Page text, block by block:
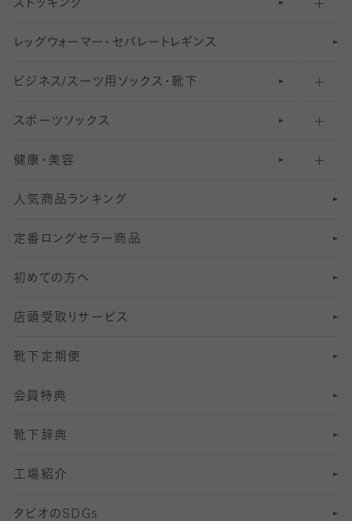
スニーカー（くるぶし）用ソックス
アンクル・ショートソックス（くるぶし上）
クルーソックス（ふくらはぎ下）
ハイソックス
オーバーニー・ニーハイソックス
31〜40デニールタイツ
41〜60デニールタイツ
61〜80デニールタイツ
81 〜110デニールタイツ
111〜210デニールタイツ
211デニールタイツ以上（防寒・厚手タイツ）
柄レギンス
無地レギンス
レギンスパンツ（レギパン）
マタニティレギンス
5 分丈
6 分丈レギンス
7 分丈 レギンス
8分丈 レギンス
10分丈 レギンス
12分丈レギンス
13分丈レギンス
ストッキング
伝線しにくいストッキング
ショートストッキング
結婚式用ストッキング
美脚ストッキング
オールスルーストッキング
レッ グ ウォー マー ・ セパレー ト レ ギンス
ビジネス/スーツ用 ソックス・靴下
匠シリーズ
フレッシャーズ向けソックス・靴下
冠婚葬祭向けソックス・靴下
スーツカジュアルソックス・靴下
ロングホーズ
スポーツソックス
ランニングソックス・靴下
ゴルフソックス・靴下
サッカー・フットサル用ソックス
ヨガソックス・靴下
スポーツ用レッグウォーマー
SSサイズ（21～23cm）
Sサイズ（22～25cm）
Mサイズ（25～27cm）
Lサイズ（27～29cm）
健康・美容
インナーソックス
加圧・着圧ソックス
冷えとり靴下
着圧・加圧タイツ
むくみ対策
足の疲れ対策
足の臭い対策
冷え対策
靴ずれ対策
人気商品ランキング
定番ロングセラー商品
初めての方へ
店頭受取りサービス
靴下定期便
会員特典
靴下辞典
工場紹介
タビオのSDGs